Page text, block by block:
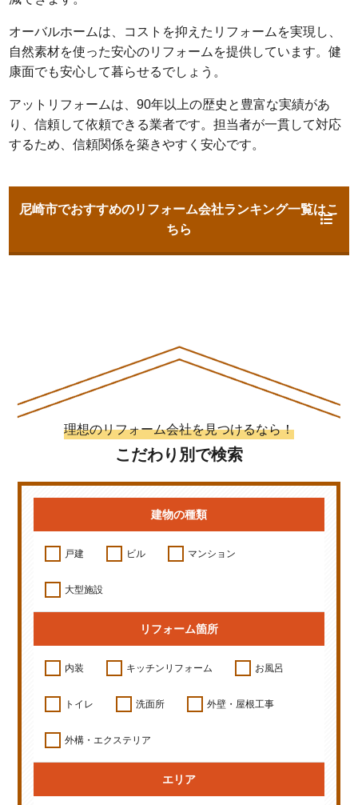
オーバルホームは、コストを抑えたリフォームを実現し、
自然素材を使った安心のリフォームを提供しています。健
康面でも安心して暮らせるでしょう。
アットリフォームは、90年以上の歴史と豊富な実績があ
り、信頼して依頼できる業者です。担当者が一貫して対応
するため、信頼関係を築きやすく安心です。
尼崎市でおすすめのリフォーム会社ランキング一覧はこ
ちら
理想のリフォーム会社を見つけるなら！
こだわり別で検索
建物の種類
戸建 ビル マンション
大型施設
リフォーム箇所
内装 キッチンリフォーム お風呂
トイレ 洗面所 外壁・屋根工事
外構・エクステリア
エリア